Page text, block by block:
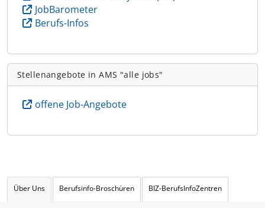
JobBarometer
Berufs-Infos
Stellenangebote in AMS "alle jobs"
offene Job-Angebote
Über Uns Berufsinfo-Broschüren BIZ-BerufsInfoZentren